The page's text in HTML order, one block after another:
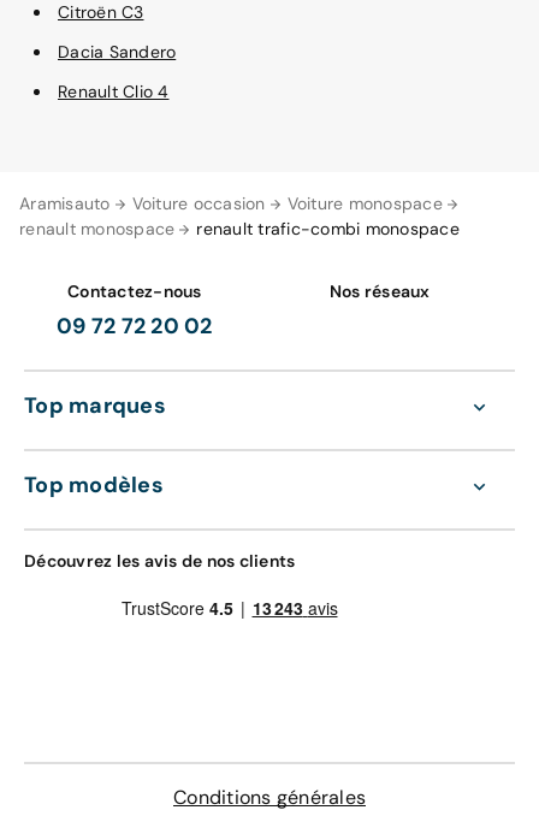
Aramisauto Voiture occasion
Voiture monospace
renault monospace
renault trafic-combi monospace
Citroën C3
Dacia Sandero
Renault Clio 4
Contactez-nous
09 72 72 20 02
Nos réseaux
Top marques
Top modèles
Découvrez les avis de nos clients
Conditions générales